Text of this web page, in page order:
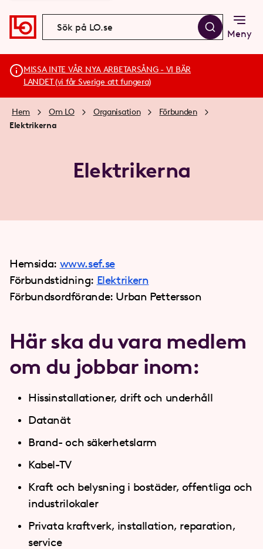
Meny
MISSA INTE VÅR NYA ARBETARSÅNG - VI BÄR
LANDET (vi får Sverige att fungera)
Hem Om LO Organisation
Förbunden
Elektrikerna
Elektrikerna
Hemsida: www.sef.se
Förbundstidning: Elektrikern
Förbundsordförande: Urban Pettersson
Här ska du vara medlem
om du jobbar inom:
Hissinstallationer, drift och underhåll
Datanät
Brand- och säkerhetslarm
Kabel-TV
Kraft och belysning i bostäder, offentliga och
industrilokaler
Privata kraftverk, installation, reparation,
service